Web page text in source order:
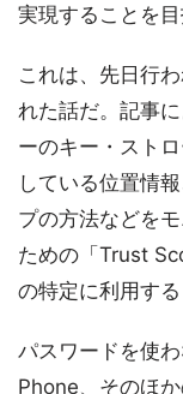
実現することを目
これは、先日行
れた話だ。記事
ーのキー・スト
している位置情
プの方法などを
ための「Trust
の特定に利用する
パスワードを使
Phone、そのほ